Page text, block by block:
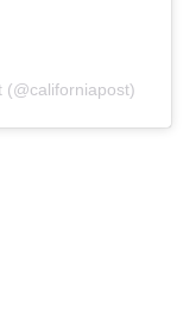
(@californiapost)